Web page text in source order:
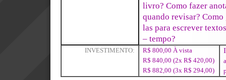
livro? Como fazer
quando revisar?
las para escrever
– tempo?
INVESTIMENTO:
R$ 800,00 À vista
R$ 840,00 (2x R$ 420,00)
R$ 882,00 (3x R$ 294,00)